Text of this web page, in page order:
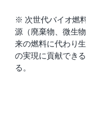
※ 次世代バイオ燃
源（廃棄物、微生
来の燃料に代わり
の実現に貢献でき
る。